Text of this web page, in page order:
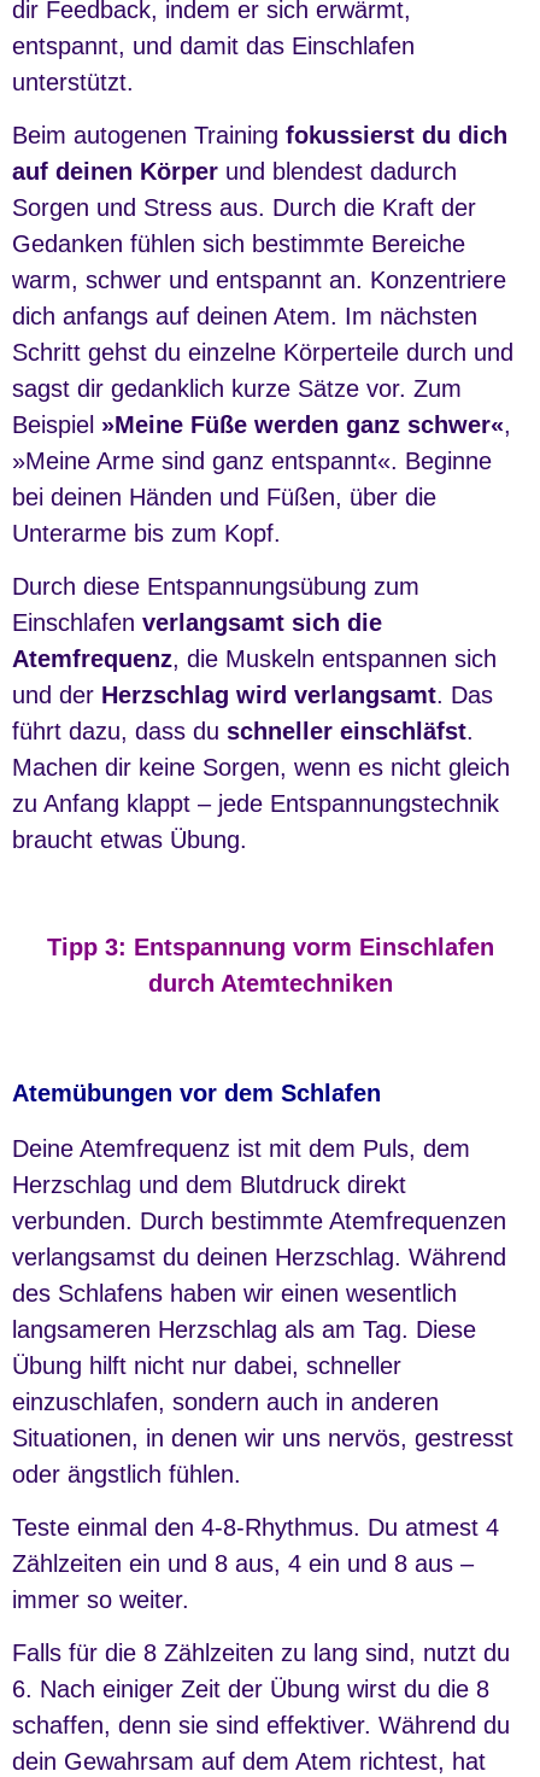
dir Feedback, indem er sich erwärmt,
entspannt, und damit das Einschlafen
unterstützt.
Beim autogenen Training fokussierst du dich
auf deinen Körper und blendest dadurch
Sorgen und Stress aus. Durch die Kraft der
Gedanken fühlen sich bestimmte Bereiche
warm, schwer und entspannt an. Konzentriere
dich anfangs auf deinen Atem. Im nächsten
Schritt gehst du einzelne Körperteile durch und
sagst dir gedanklich kurze Sätze vor. Zum
Beispiel »Meine Füße werden ganz schwer«,
»Meine Arme sind ganz entspannt«. Beginne
bei deinen Händen und Füßen, über die
Unterarme bis zum Kopf.
Durch diese Entspannungsübung zum
Einschlafen verlangsamt sich die
Atemfrequenz, die Muskeln entspannen sich
und der Herzschlag wird verlangsamt. Das
führt dazu, dass du schneller einschläfst.
Machen dir keine Sorgen, wenn es nicht gleich
zu Anfang klappt – jede Entspannungstechnik
braucht etwas Übung.
Tipp 3: Entspannung vorm Einschlafen
durch Atemtechniken
Atemübungen vor dem Schlafen
Deine Atemfrequenz ist mit dem Puls, dem
Herzschlag und dem Blutdruck direkt
verbunden. Durch bestimmte Atemfrequenzen
verlangsamst du deinen Herzschlag. Während
des Schlafens haben wir einen wesentlich
langsameren Herzschlag als am Tag. Diese
Übung hilft nicht nur dabei, schneller
einzuschlafen, sondern auch in anderen
Situationen, in denen wir uns nervös, gestresst
oder ängstlich fühlen.
Teste einmal den 4-8-Rhythmus. Du atmest 4
Zählzeiten ein und 8 aus, 4 ein und 8 aus –
immer so weiter.
Falls für die 8 Zählzeiten zu lang sind, nutzt du
6. Nach einiger Zeit der Übung wirst du die 8
schaffen, denn sie sind effektiver. Während du
dein Gewahrsam auf dem Atem richtest, hat